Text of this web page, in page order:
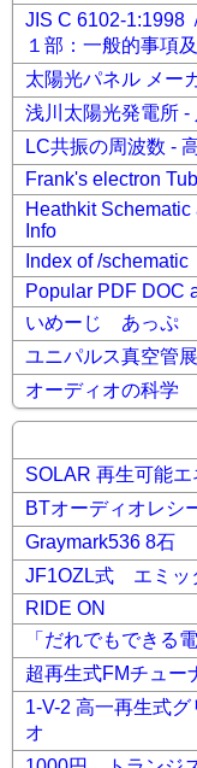
JIS C 6102-1:1998
１部：一般的事項
太陽光パネル メー
浅川太陽光発電所 -
LC共振の周波数 -
Frank's electron
Heathkit
Info
Index of /schematic
Popular PDF DOC
いめーじ あっぷ
ユニパルス真空管
オーディオの科学
SOLAR 再生可能エ
BTオーディオレシ
Graymark536 8石
JF1OZL式 エミッ
RIDE ON
「だれでもできる
超再生式FMチュー
1-V-2 高一再生式
オ